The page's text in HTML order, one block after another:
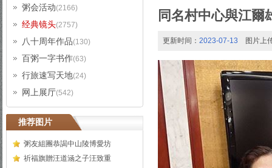
粥会活动(2166)
经典镜头(2757)
八十周年作品(130)
百粥一字书作(63)
行旅速写天地(24)
网上展厅(542)
推荐图片
粥友組團恭謁中山陵博愛坊
祈福旗贈汪道涵之子汪致重
同名村中心與江爾
更新时间： 2023-07-13 图片上